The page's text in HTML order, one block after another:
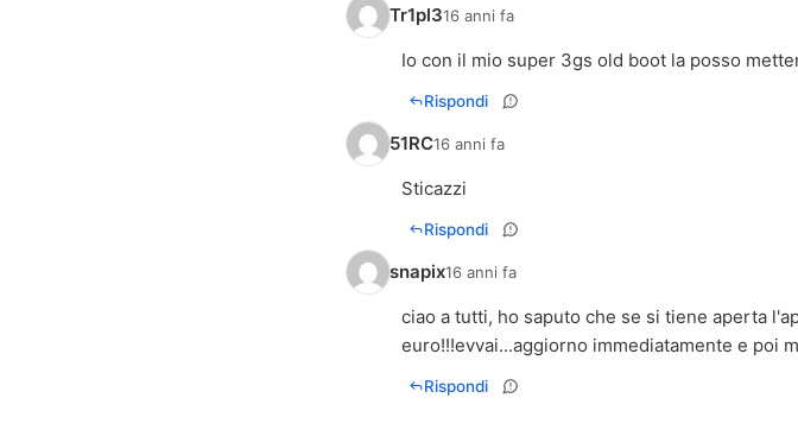
Tr1pl316 anni fa
Io con il mio super 3gs old boot la posso
Rispondi
51RC16 anni fa
Sticazzi
Rispondi
snapix16 anni fa
ciao a tutti, ho saputo che se si tiene aperta
euro!!!evvai...aggiorno immediatamente e poi
Rispondi